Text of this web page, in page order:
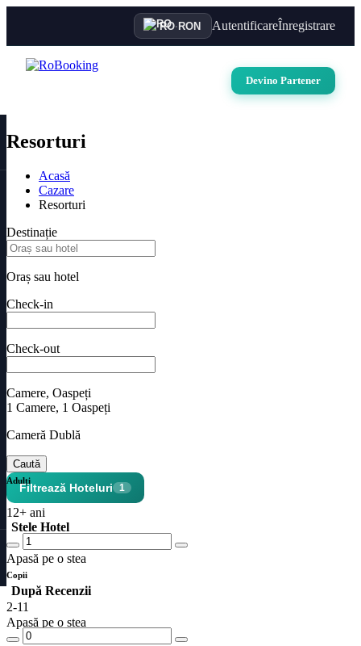
RO·RON AutentificareÎnregistrare
Devino Partener
Resorturi
Acasă
Cazare
Resorturi
Destinație
Oraș sau hotel
Check-in
Check-out
Camere, Oaspeți
1 Camere, 1 Oaspeți
Cameră Dublă
Adulți
12+ ani
Copii
2-11
Caută
Filtrează Hoteluri 1
Stele Hotel
Apasă pe o stea
După Recenzii
Apasă pe o stea